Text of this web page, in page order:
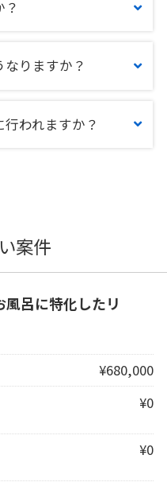
りますか？
われますか？
案件
風呂に特化したリ
¥680,000
¥0
¥0